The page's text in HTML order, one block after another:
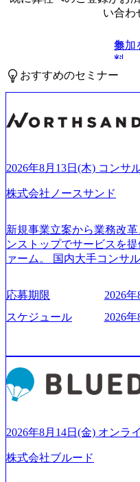
い合わ
無
料
参加
おすすめのセミナー
2026年8月13日(木) コンサ
株式会社ノースサンド
新規事業立案から業務改
ンストップでサービスを
ァーム。 国内大手コンサ
もっと自由に誠実に提案
張って会社が好きだと言
たい」という想いで会社
社出身者など、様々な経
すく魅力的な環境が整っ
ら「働きがいのある会社
出されている。 残業時間
や各種プロジェクトマネ
をデザインする」という
いることは何かを追究し
応募期限
2026
スケジュール
2026
2026年8月14日(金) オンラ
株式会社ブルード